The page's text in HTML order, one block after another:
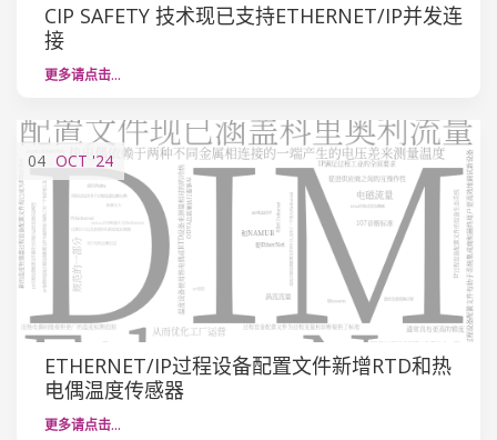
CIP SAFETY 技术现已支持ETHERNET/IP并发连
接
更多请点击…
04 OCT '24
ETHERNET/IP过程设备配置文件新增RTD和热
电偶温度传感器
更多请点击…